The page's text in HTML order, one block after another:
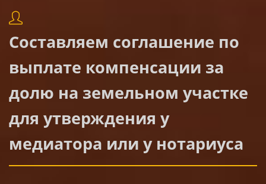
Составляем соглашение по
выплате компенсации за
долю на земельном участке
для утверждения у
медиатора или у нотариуса